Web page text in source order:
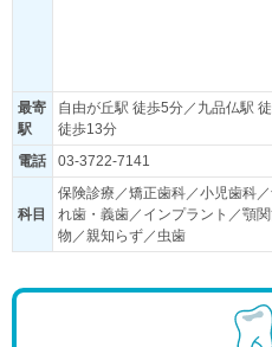
最寄
駅
自由が丘駅 徒歩5分／九品仏駅
徒歩13分
電話
03-3722-7141
科目
保険診療／矯正歯科／小児歯科
れ歯・義歯／インプラント／顎
物／親知らず／虫歯